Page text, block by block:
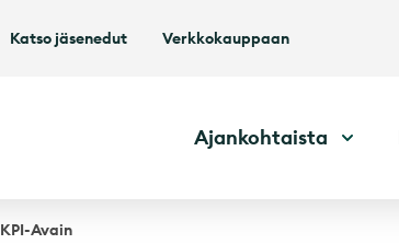
Katso jäsenedut Verkkokauppaan
Ajankohtaista
KPI-Avain